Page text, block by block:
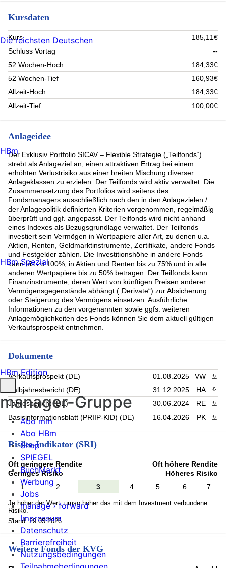
BAKERSTEEL GLOBAL FUNDS SICAV - Precious Metals Fu
Schroder ISF EURO High Yield (2.2%)
Rest (69.7%)
Kursdaten
Kurs
185,11€
Schluss Vortag
--
52 Wochen-Hoch
184,33€
52 Wochen-Tief
160,93€
Allzeit-Hoch
184,33€
Allzeit-Tief
100,00€
Anlageidee
Der Exklusiv Portfolio SICAV – Flexible Strategie („Teilfonds“)
strebt als Anlageziel an, einen attraktiven Ertrag bei einem
erhöhten Verlustrisiko aus einer breiten Mischung diverser
Anlageklassen zu erzielen. Der Teilfonds wird aktiv verwaltet. Die
Zusammensetzung des Portfolios wird seitens des
Fondsmanagers ausschließlich nach den in den Anlagezielen /
der Anlagepolitik definierten Kriterien vorgenommen, regelmäßig
überprüft und ggf. angepasst. Der Teilfonds wird nicht anhand
eines Indexes als Bezugsgrundlage verwaltet. Der Teilfonds
investiert sein Vermögen in Wertpapiere aller Art, zu denen u.a.
Aktien, Renten, Geldmarktinstrumente, Zertifikate, andere Fonds
und Festgelder zählen. Die Investitionshöhe in andere Fonds
kann bis zu 100%, in Aktien und Renten bis zu 75% und in alle
anderen Wertpapiere bis zu 50% betragen. Der Teilfonds kann
Finanzinstrumente, deren Wert von künftigen Preisen anderer
Vermögensgegenstände abhängt („Derivate“) zur Absicherung
oder Steigerung des Vermögens einsetzen. Ausführliche
Informationen zu den vorgenannten sowie ggfs. weiteren
Anlagemöglichkeiten des Fonds können Sie dem aktuell gültigen
Verkaufsprospekt entnehmen.
Dokumente
Verkaufsprospekt (DE) 01.08.2025 VW
Halbjahresbericht (DE)
31.12.2025 HA
Jahresbericht (DE)
30.06.2024 RE
Basisinformationsblatt (PRIIP-KID) (DE)
16.04.2026 PK
Risiko-Indikator (SRI)
Oft geringere Rendite
Geringes Risiko
Oft höhere Rendite
Höheres Risiko
1
2 3 4 5 6 7
Je höher der Wert, umso höher das mit dem Investment verbundene
Risiko.
Stand: 29.05.2026
Weitere Fonds der KVG
Die reichsten Deutschen
HBm
HBm Spezial
HBm Edition
manager-Gruppe
Abo mm
Abo HBm
Shop
SPIEGEL
BuchMarkt
Werbung
Jobs
manage › forward
Impressum
Datenschutz
Barrierefreiheit
Nutzungsbedingungen